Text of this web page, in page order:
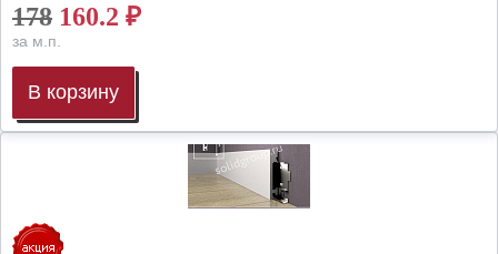
178 160.2 ₽
за м.п.
В корзину